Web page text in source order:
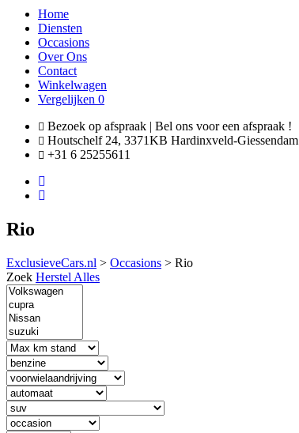
Home
Diensten
Occasions
Over Ons
Contact
Winkelwagen
Vergelijken 0
Bezoek op afspraak | Bel ons voor een afspraak !
Houtschelf 24, 3371KB Hardinxveld-Giessendam
+31 6 25255611
Rio
ExclusieveCars.nl > Occasions > Rio
Zoek Herstel Alles